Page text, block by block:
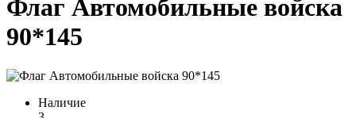
Флаг Автомобильные войска
90*145
Наличие